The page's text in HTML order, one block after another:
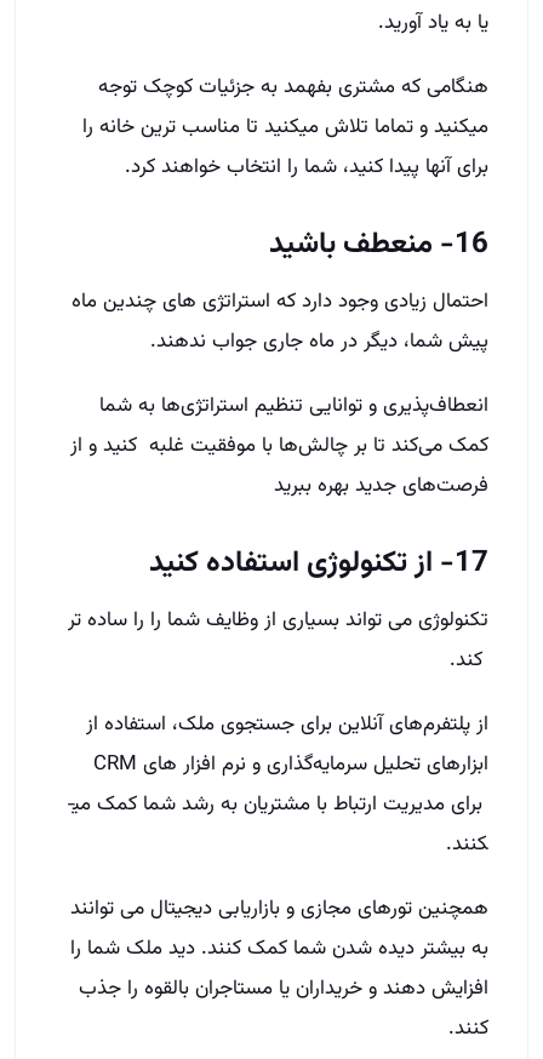
یا به یاد آورید.
هنگامی که مشتری بفهمد به جزئیات کوچک توجه
میکنید و تماما تلاش میکنید تا مناسب­ ترین خانه را
برای آنها پیدا کنید، شما را انتخاب خواهند کرد.
16- منعطف باشید
احتمال زیادی وجود دارد که استراتژی های چندین ماه
پیش شما، دیگر در ماه جاری جواب ندهند.
انعطاف‌پذیری و توانایی تنظیم استراتژی‌ها به شما
کمک می‌کند تا بر چالش‌ها با موفقیت غلبه کنید و از
فرصت‌های جدید بهره ببرید
17- از تکنولوژی استفاده کنید
تکنولوژی می تواند بسیاری از وظایف شما را را ساده ­تر
کند.
از پلتفرم‌های آنلاین برای جستجوی ملک، استفاده از
ابزارهای تحلیل سرمایه‌گذاری و نرم افزار های CRM
برای مدیریت ارتباط با مشتریان به رشد شما کمک می­
کنند.
همچنین تورهای مجازی و بازاریابی دیجیتال می توانند
به بیشتر دیده شدن شما کمک کنند. دید ملک شما را
افزایش دهند و خریداران یا مستاجران بالقوه را جذب
کنند.